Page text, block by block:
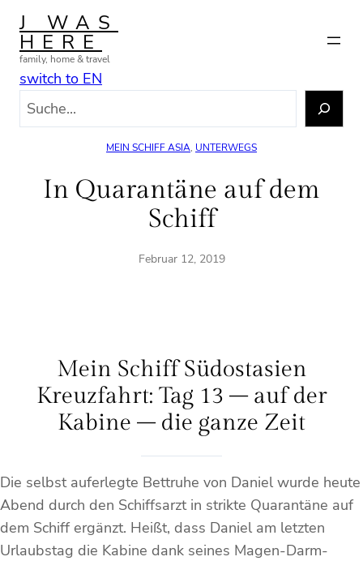
Zum
Inhalt
springen
J WAS
HERE
family, home & travel
switch to EN
MEIN SCHIFF ASIA, UNTERWEGS
In Quarantäne auf dem
Schiff
Februar 12, 2019
Mein Schiff Südostasien
Kreuzfahrt: Tag 13 – auf der
Kabine – die ganze Zeit
Die selbst auferlegte Bettruhe von Daniel wurde heute
Abend durch den Schiffsarzt in strikte Quarantäne auf
dem Schiff ergänzt. Heißt, dass Daniel am letzten
Urlaubstag die Kabine dank seines Magen-Darm-